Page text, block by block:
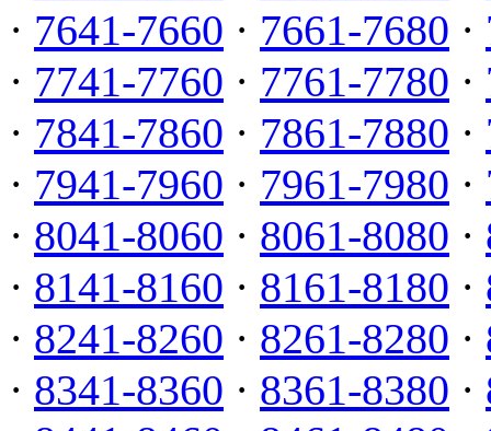
· 7641-7660 · 7661-7680 ·
· 7741-7760 · 7761-7780 ·
· 7841-7860 · 7861-7880 ·
· 7941-7960 · 7961-7980 ·
· 8041-8060 · 8061-8080 ·
· 8141-8160 · 8161-8180 ·
· 8241-8260 · 8261-8280 ·
· 8341-8360 · 8361-8380 ·